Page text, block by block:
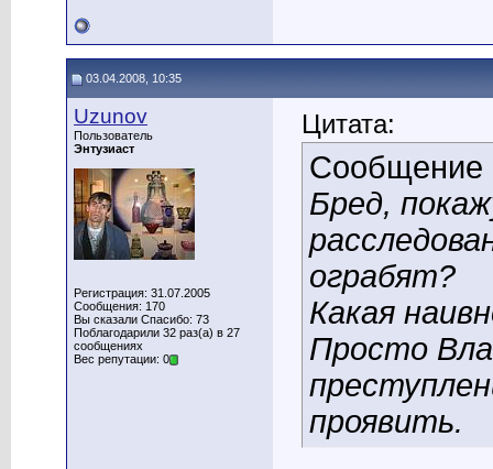
03.04.2008, 10:35
Uzunov
Пользователь
Энтузиаст
Регистрация: 31.07.2005
Сообщения: 170
Вы сказали Спасибо: 73
Поблагодарили 32 раз(а) в 27
сообщениях
Вес репутации: 0
Цитата:
Сообщение
Бред,
ограбят?
Какая
Просто
проявить.